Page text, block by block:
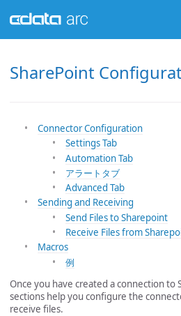
SharePoint
Connector Configuration
Settings Tab
Automation Tab
アラートタブ
Advanced Tab
Sending and Receiving
Send Files to Sharepoint
Receive Files from
Macros
例
Once you have created a connection to
sections help you configure the
receive files.